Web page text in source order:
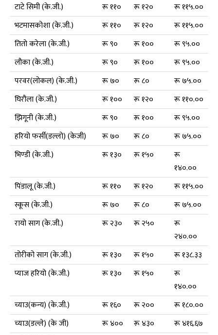
टाटे सिमी (के.जी.)
रू ११० रू १२०
रू ११५.००
भटमासकोशा (के.जी.)
रू ११० रू १२०
रू ११५.००
तितो करेला (के.जी.)
रू ९० रू १००
रू ९५.००
लौका (के.जी.)
रू ९० रू १००
रू ९५.००
परवर(लोकल) (के.जी.)
रू ७० रू ८०
रू ७५.००
घिरौला (के.जी.)
रू १०० रू १२०
रू ११०.००
झिगूनी (के.जी.)
रू ९० रू १००
रू ९५.००
हरियो फर्सी(डल्लो) (केजी)
रू ७० रू ८०
रू ७५.००
भिण्डी (के.जी.)
रू १३० रू १५०
रू
१४०.००
पिंडालू (के.जी.)
रू ११० रू १२०
रू ११५.००
स्कूस (के.जी.)
रू ७० रू ८०
रू ७५.००
रायो साग (के.जी.)
रू २३० रू २५०
रू
२४०.००
तोरीको साग (के.जी.)
रू १३० रू १५०
रू १३८.३३
प्याज हरियो (के.जी.)
रू १३० रू १५०
रू
१४०.००
च्याउ(कन्य) (के.जी.)
रू १६० रू २००
रू १८०.००
च्याउ(डल्ले) (के जी)
रू ४०० रू ४३०
रू ४१६.६७